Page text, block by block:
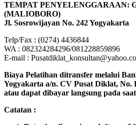
TEMPAT PENYELENGGARAAN:
(MALIOBORO)
Jl. Sosrowijayan No. 242 Yogyakarta
Telp/Fax : (0274) 4436844
WA : 082324284296/081228859896
E-mail :
Biaya Pelatihan ditransfer melalui
Yogyakarta a/n. CV Pusat Diklat, No.
atau dapat dibayar langsung pada
Catatan :